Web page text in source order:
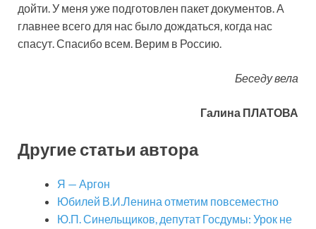
дойти. У меня уже подготовлен пакет документов. А
главнее всего для нас было дождаться, когда нас
спасут. Спасибо всем. Верим в Россию.
Беседу вела
Галина ПЛАТОВА
Другие статьи автора
Я — Аргон
Юбилей В.И.Ленина отметим повсеместно
Ю.П. Синельщиков, депутат Госдумы: Урок не